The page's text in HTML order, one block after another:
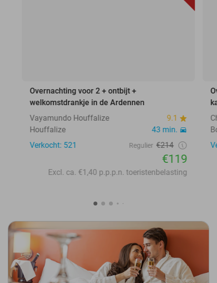
Overnachting voor 2 + ontbijt +
welkomstdrankje in de Ardennen
Vayamundo Houffalize
9.1
Houffalize
43 min.
Verkocht: 521
Regulier €214
€119
Excl. ca. €1,40 p.p.p.n. toeristenbelasting